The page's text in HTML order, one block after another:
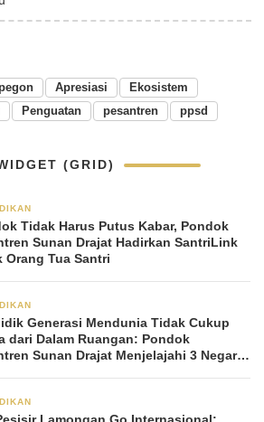
Apresiasi
Ekosistem
Penguatan pesantren ppsd
(GRID)
Tidak Harus Putus Kabar, Pondok
Sunan Drajat Hadirkan SantriLink
Orang Tua Santri
Generasi Mendunia Tidak Cukup
dari Dalam Ruangan: Pondok
Sunan Drajat Menjelajahi 3 Negara
Lamongan Go Internasional: